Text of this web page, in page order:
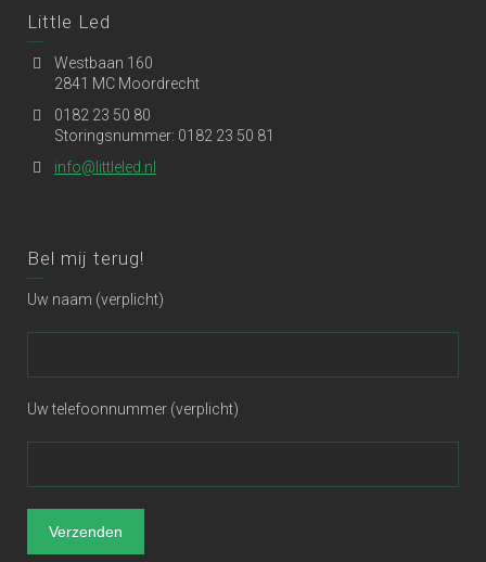
Little Led
Westbaan 160
2841 MC Moordrecht
0182 23 50 80
Storingsnummer: 0182 23 50 81
info@littleled.nl
Bel mij terug!
Uw naam (verplicht)
Uw telefoonnummer (verplicht)